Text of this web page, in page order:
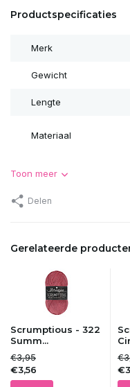
Productspecificaties
Merk
Gewicht
Lengte
Materiaal
Toon meer
Delen
Gerelateerde
Scrumptious - 322
Summ...
€3,95
€3,56